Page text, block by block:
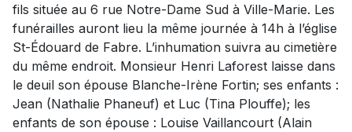
fils située au 6 rue Notre-Dame Sud à Ville-Marie. Les
funérailles auront lieu la même journée à 14h à l’église
St-Édouard de Fabre. L’inhumation suivra au cimetière
du même endroit. Monsieur Henri Laforest laisse dans
le deuil son épouse Blanche-Irène Fortin; ses enfants :
Jean (Nathalie Phaneuf) et Luc (Tina Plouffe); les
enfants de son épouse : Louise Vaillancourt (Alain